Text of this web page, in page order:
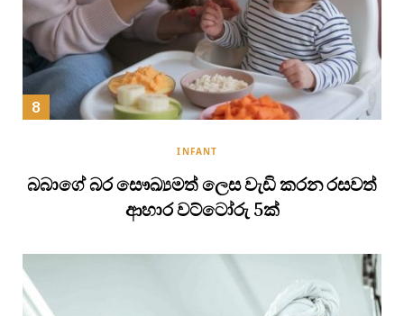
INFANT
බබාගේ බර සෞඛ්‍යමත් ලෙස වැඩි කරන රසවත්
ආහාර වට්ටෝරු 5ක්